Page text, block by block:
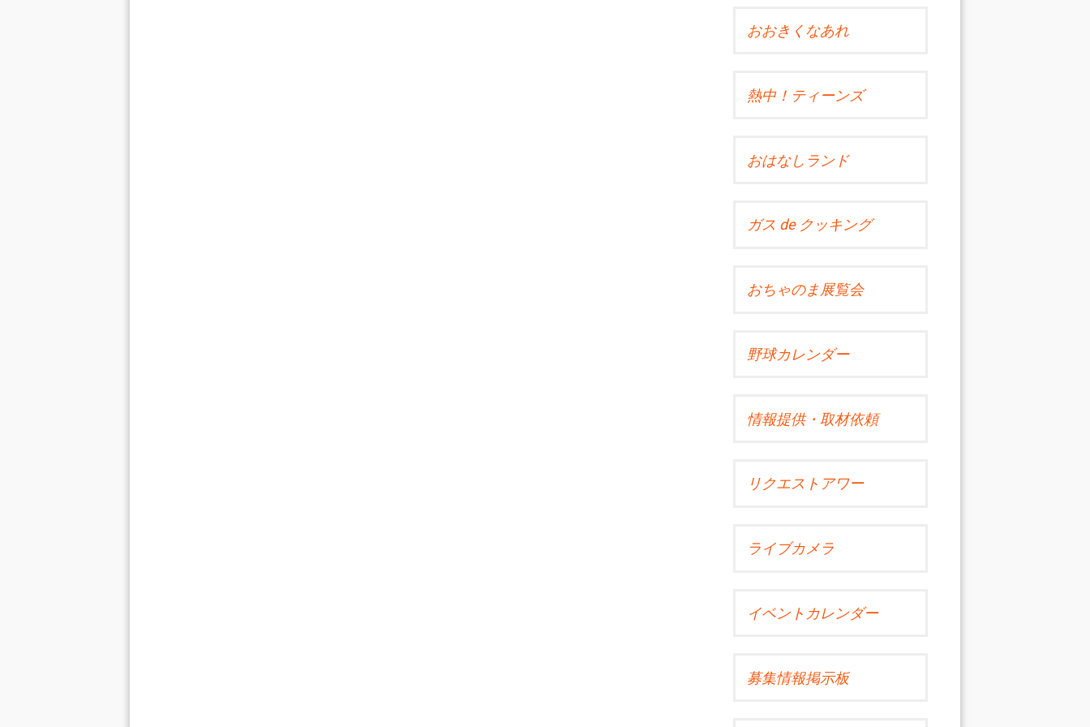
おおきくなあれ
熱中！ティーンズ
おはなしランド
ガス de クッキング
おちゃのま展覧会
野球カレンダー
情報提供・取材依頼
リクエストアワー
ライブカメラ
イベントカレンダー
募集情報掲示板